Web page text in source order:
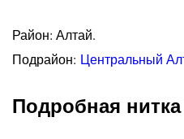
Район: Алтай.
Подрайон: Центральный
Подробная